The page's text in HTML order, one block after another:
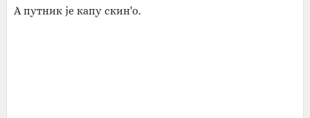
А путник је капу скин'о.